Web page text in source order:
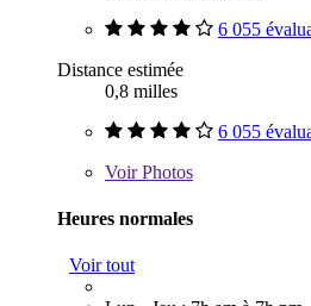
6 055
Distance estimée
0,8 milles
6 055
VoirPhotos
Heures normales
Voir tout